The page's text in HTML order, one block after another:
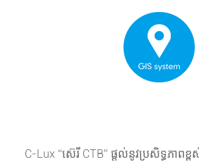
C-Lux “ស៊េរី CTB” ផ្តល់នូវប្រសិទ្ធភាព